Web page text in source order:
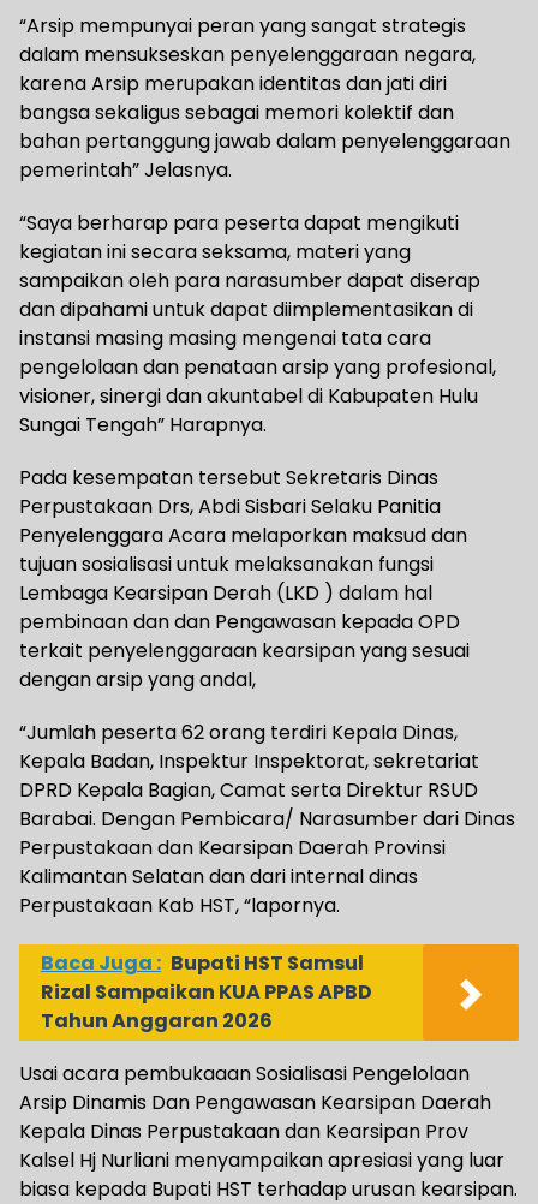
“Arsip mempunyai peran yang sangat strategis
dalam mensukseskan penyelenggaraan negara,
karena Arsip merupakan identitas dan jati diri
bangsa sekaligus sebagai memori kolektif dan
bahan pertanggung jawab dalam penyelenggaraan
pemerintah” Jelasnya.
“Saya berharap para peserta dapat mengikuti
kegiatan ini secara seksama, materi yang
sampaikan oleh para narasumber dapat diserap
dan dipahami untuk dapat diimplementasikan di
instansi masing masing mengenai tata cara
pengelolaan dan penataan arsip yang profesional,
visioner, sinergi dan akuntabel di Kabupaten Hulu
Sungai Tengah” Harapnya.
Pada kesempatan tersebut Sekretaris Dinas
Perpustakaan Drs, Abdi Sisbari Selaku Panitia
Penyelenggara Acara melaporkan maksud dan
tujuan sosialisasi untuk melaksanakan fungsi
Lembaga Kearsipan Derah (LKD ) dalam hal
pembinaan dan dan Pengawasan kepada OPD
terkait penyelenggaraan kearsipan yang sesuai
dengan arsip yang andal,
“Jumlah peserta 62 orang terdiri Kepala Dinas,
Kepala Badan, Inspektur Inspektorat, sekretariat
DPRD Kepala Bagian, Camat serta Direktur RSUD
Barabai. Dengan Pembicara/ Narasumber dari Dinas
Perpustakaan dan Kearsipan Daerah Provinsi
Kalimantan Selatan dan dari internal dinas
Perpustakaan Kab HST, “lapornya.
Baca Juga : Bupati HST Samsul
Rizal Sampaikan KUA PPAS APBD
Tahun Anggaran 2026
Usai acara pembukaaan Sosialisasi Pengelolaan
Arsip Dinamis Dan Pengawasan Kearsipan Daerah
Kepala Dinas Perpustakaan dan Kearsipan Prov
Kalsel Hj Nurliani menyampaikan apresiasi yang luar
biasa kepada Bupati HST terhadap urusan kearsipan.